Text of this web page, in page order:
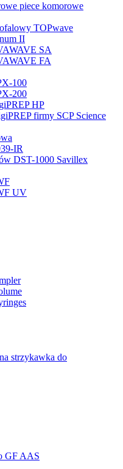
piece komorowe
TOPwave
II
SA
FA
100
200
HP
firmy SCP Science
IR
DST-1000 Savillex
UV
strzykawka do
GF AAS